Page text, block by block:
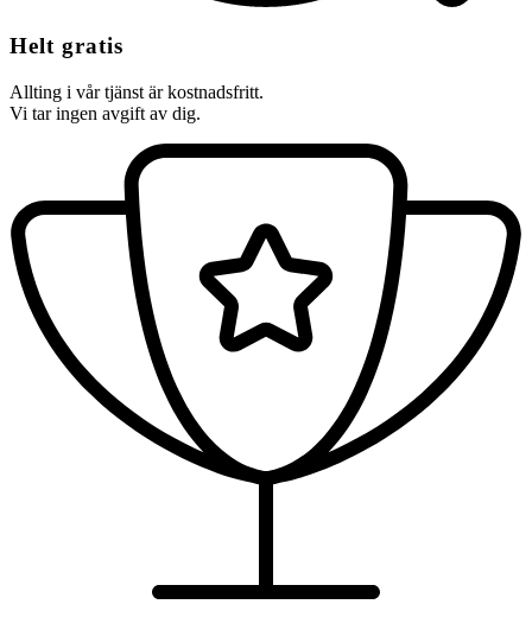
Helt gratis
Allting i vår tjänst är kostnadsfritt.
Vi tar ingen avgift av dig.